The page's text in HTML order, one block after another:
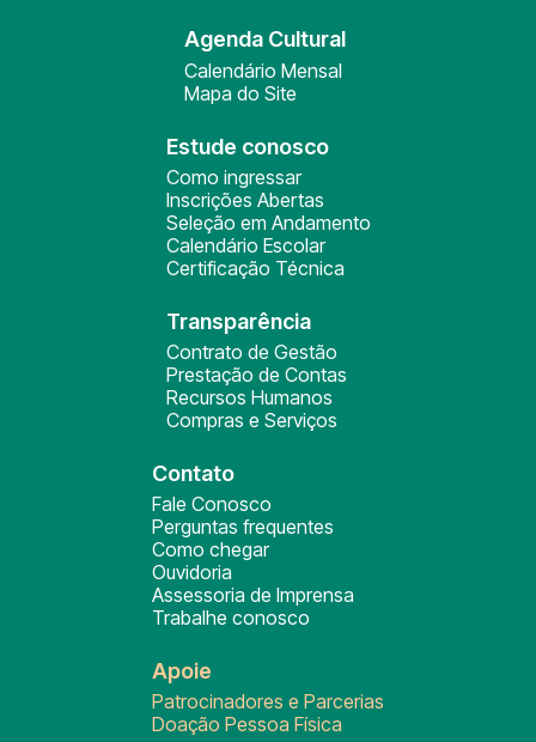
Agenda Cultural
Calendário Mensal
Mapa do Site
Estude conosco
Como ingressar
Inscrições Abertas
Seleção em Andamento
Calendário Escolar
Certificação Técnica
Transparência
Contrato de Gestão
Prestação de Contas
Recursos Humanos
Compras e Serviços
Contato
Fale Conosco
Perguntas frequentes
Como chegar
Ouvidoria
Assessoria de Imprensa
Trabalhe conosco
Apoie
Patrocinadores e Parcerias
Doação Pessoa Física